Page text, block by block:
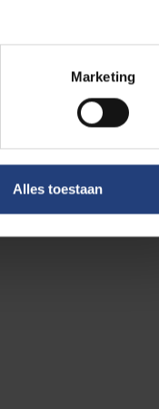
Marketing
Alles toestaan
&